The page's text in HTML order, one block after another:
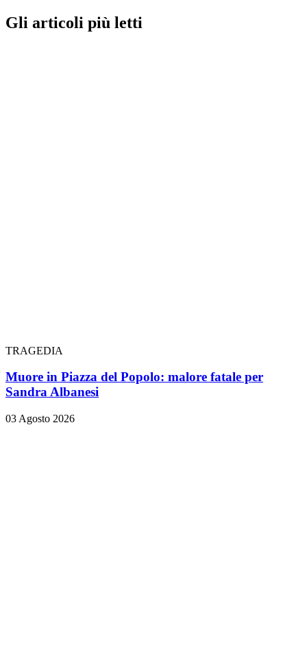
Gli articoli più letti
TRAGEDIA
Muore in Piazza del Popolo: malore fatale per
Sandra Albanesi
03 Agosto 2026